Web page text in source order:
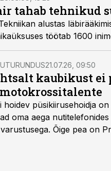
tahab tehnikud
alustas
töötab 1600
21.07.26, 09:50
kaubikust ei
hoidev püsikiirusehoidja
oma aega
Õige pea on